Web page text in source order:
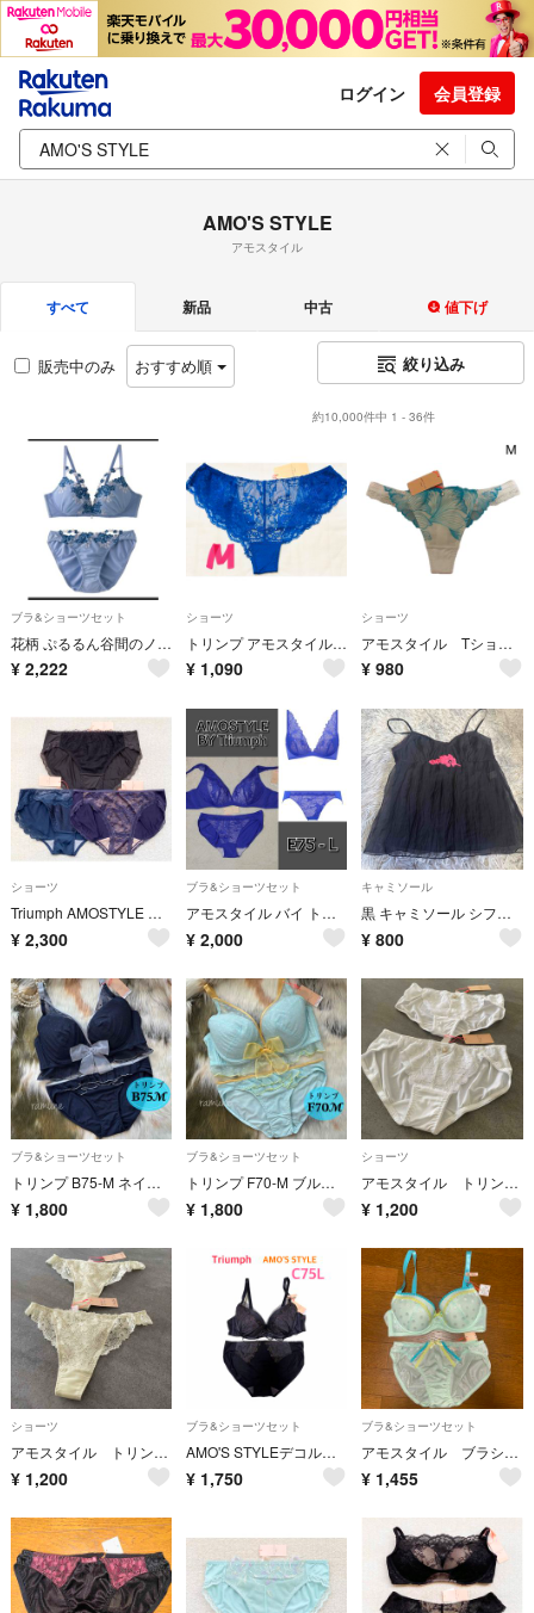
ログイン 会員登録
AMO'S STYLE
アモスタイル
すべて 新品 中古 値下げ
販売中のみ おすすめ順 絞り込み
約10,000件中 1 - 36件
ブラ&ショーツセット
花柄 ぷるるん谷間のノンワイヤーブラ＆ショーツ G80 ユナウ YU'NOW
¥ 2,222
ショーツ
トリンプ アモスタイルTriumphAMO'S STYLE ショーツM ネイビー
¥ 1,090
ショーツ
アモスタイル Tショーツ Mサイズ
¥ 980
ショーツ
Triumph AMOSTYLE ショーツ Ｌサイズ 3枚セット
¥ 2,300
ブラ&ショーツセット
アモスタイル バイ トリンプ E75 ブロッサムウィスパー 脇高 ブラ＆ショーツ
¥ 2,000
キャミソール
黒 キャミソール シフォン レースモチーフ付き レディース トップス
¥ 800
ブラ&ショーツセット
トリンプ B75-M ネイビー＊新品 Triumph ブラ＆ショーツ ドット柄 パッド付き ブラジャーショーツセット かわいいブラ
¥ 1,800
ブラ&ショーツセット
トリンプ F70-M ブルー＊新品 Triumph ブラ＆ショーツ ドット柄 パッド付き ブラジャーショーツセット かわいいブラ
¥ 1,800
ショーツ
アモスタイル トリンプ ショーツ M
¥ 1,200
ショーツ
アモスタイル トリンプ Tバック ショーツ M
¥ 1,200
ブラ&ショーツセット
AMO'S STYLEデコルテビューティーブラ ブラ＆ショーツC75L
¥ 1,750
ブラ&ショーツセット
アモスタイル ブラショーツ セット
¥ 1,455